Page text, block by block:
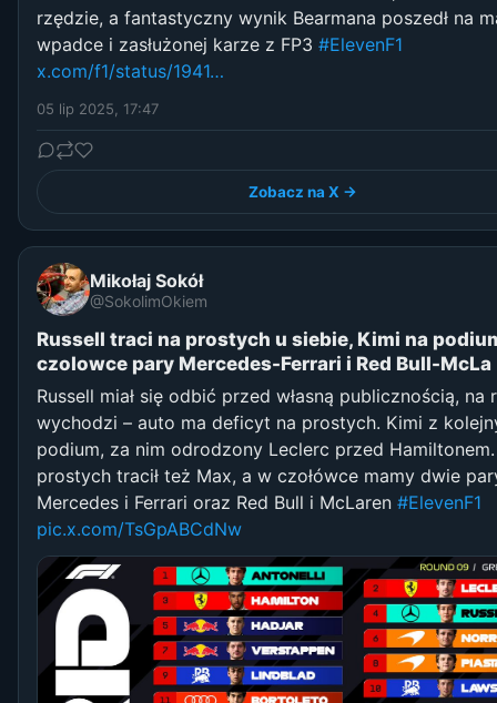
rzędzie, a fantastyczny wynik Bearmana poszedł na
wpadce i zasłużonej karze z FP3 #ElevenF1
x.com/f1/status/1941…
05 lip 2025, 17:47
Zobacz na X →
Mikołaj Sokół
@SokolimOkiem
Russell traci na prostych u siebie, Kimi na
czolowce pary Mercedes-Ferrari i Red Bull-McLa
Russell miał się odbić przed własną publicznością, na
wychodzi – auto ma deficyt na prostych. Kimi z
podium, za nim odrodzony Leclerc przed
prostych tracił też Max, a w czołówce mamy dwie
Mercedes i Ferrari oraz Red Bull i McLaren #ElevenF1
pic.x.com/TsGpABCdNw